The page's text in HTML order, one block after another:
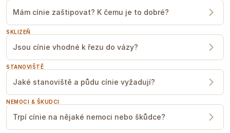
OPORA
Doporučujeme oporu, může být síť,
kterou cínie budou prorůstat nebo jen
provázek po obvodu záhonu.
Sniegtā informācija ir balstīta uz mūsu pieredzi,
vietas, sējas un pārstādīšanas datumiem, kā arī,
iespējams, apstākļiem siltumnīcā. Mēs vienmēr
Lūdzu, neuztveriet to kā garantiju.
Mám cínie zaštipovat? K čemu je to dobré?
SKLIZEŇ
Jsou cínie vhodné k řezu do vázy?
STANOVIŠTĚ
Jaké stanoviště a půdu cínie vyžadují?
NEMOCI & ŠKUDCI
Trpí cínie na nějaké nemoci nebo škůdce?